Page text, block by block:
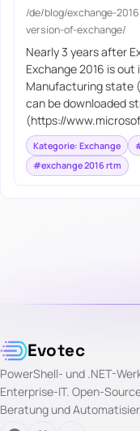
/de/blog/exchange-
version-of-exchange/
Nearly 3 years after
Exchange 2016 is out
Manufacturing state
can be downloaded
(https://
Kategorie: Exchange
#exchange 2016 rtm
Evotec
PowerShell- und .NET-
Enterprise-IT. Open-
Beratung und